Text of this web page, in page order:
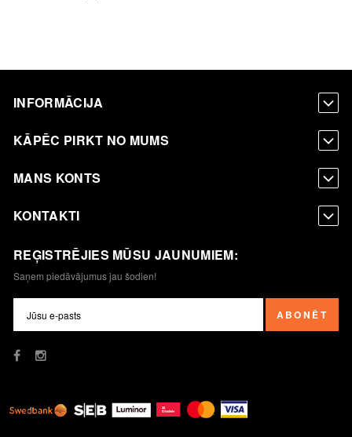
INFORMĀCIJA
KĀPĒC PIRKT NO MUMS
MANS KONTS
KONTAKTI
REĢISTRĒJIES MŪSU JAUNUMIEM:
Saņem piedāvājumus jau šodien!
ABONĒT